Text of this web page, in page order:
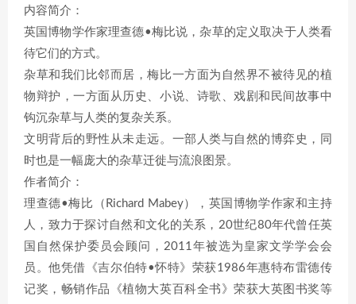
内容简介：
英国博物学作家理查德•梅比说，杂草的定义取决于人类看
待它们的方式。
杂草和我们比邻而居，梅比一方面为自然界不被待见的植
物辩护，一方面从历史、小说、诗歌、戏剧和民间故事中
钩沉杂草与人类的复杂关系。
文明背后的野性从未走远。一部人类与自然的博弈史，同
时也是一幅庞大的杂草迁徙与流浪图景。
作者简介：
理查德•梅比（Richard Mabey），英国博物学作家和主持
人，致力于探讨自然和文化的关系，20世纪80年代曾任英
国自然保护委员会顾问，2011年被选为皇家文学学会会
员。他凭借《吉尔伯特•怀特》荣获1986年惠特布雷德传
记奖，畅销作品《植物大英百科全书》荣获大英图书奖等